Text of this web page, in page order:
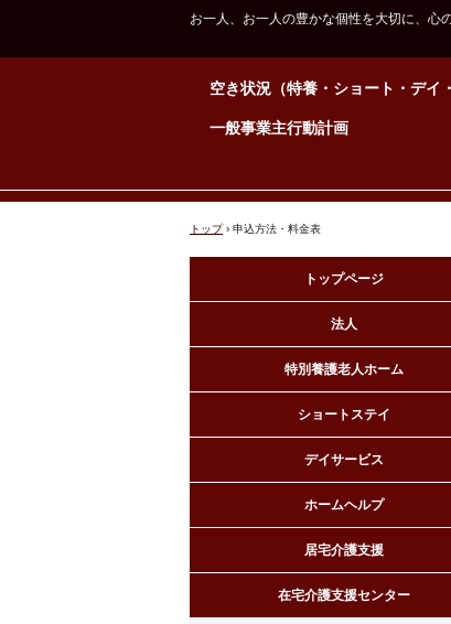
お一人、お一人の豊かな個性を大切に、心
空き状況（特養・ショート・デイ
一般事業主行動計画
トップ › 申込方法・料金表
トップページ
法人
特別養護老人ホーム
ショートステイ
デイサービス
ホームヘルプ
居宅介護支援
在宅介護支援センター